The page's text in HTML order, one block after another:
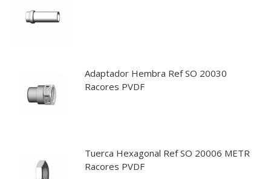
Adaptador Hembra Ref SO 20030
Racores PVDF
Tuerca Hexagonal Ref SO 20006 METR
Racores PVDF